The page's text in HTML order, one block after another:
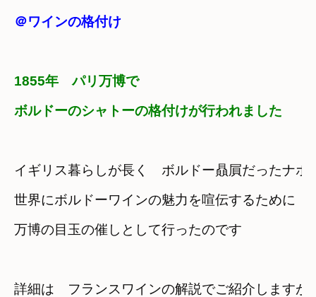
＠ワインの格付け
1855年　パリ万博で
ボルドーのシャトーの格付けが行われました
イギリス暮らしが長く　ボルドー贔屓だったナポ
世界にボルドーワインの魅力を喧伝するために
万博の目玉の催しとして行ったのです
詳細は　フランスワインの解説でご紹介しますが